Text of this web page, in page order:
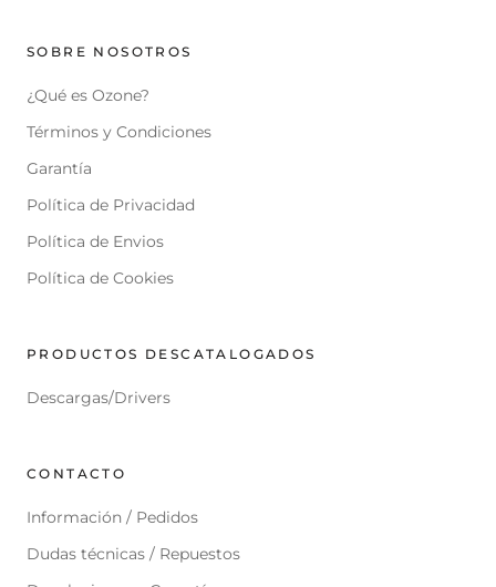
SOBRE NOSOTROS
¿Qué es Ozone?
Términos y Condiciones
Garantía
Política de Privacidad
Política de Envios
Política de Cookies
PRODUCTOS DESCATALOGADOS
Descargas/Drivers
CONTACTO
Información / Pedidos
Dudas técnicas / Repuestos